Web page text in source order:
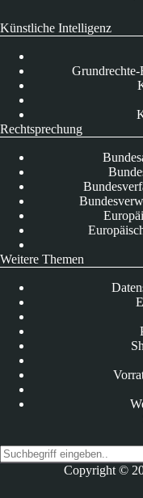
Künstliche Intelligenz
Rechtsprechung
Weitere Themen
Copyright ©